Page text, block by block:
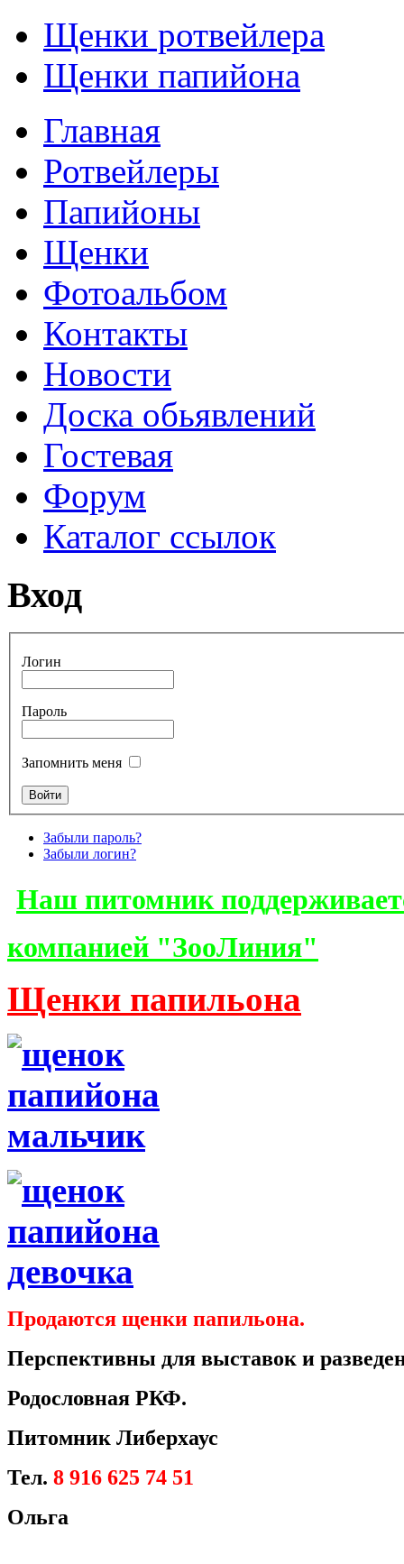
Щенки ротвейлера
Щенки папийона
Главная
Ротвейлеры
Папийоны
Щенки
Фотоальбом
Контакты
Новости
Доска обьявлений
Гостевая
Форум
Каталог ссылок
Вход
Логин
Пароль
Запомнить меня
Забыли пароль?
Забыли логин?
Наш питомник
компанией "ЗооЛиния"
Щенки папильона
Продаются щенки папильона.
Перспективны для выставок и
Родословная РКФ.
Питомник Либерхаус
Тел. 8 916 625 74 51
Ольга